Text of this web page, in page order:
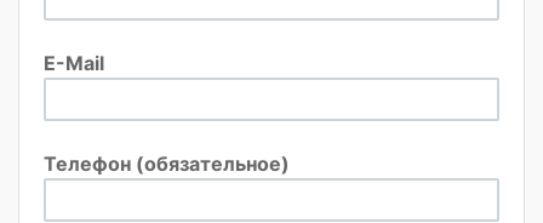
E-Mail
Телефон (обязательное)